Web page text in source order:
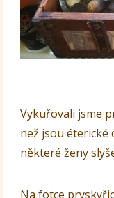
Vykuřovali jsme
než jsou éterické
některé ženy
Na fotce